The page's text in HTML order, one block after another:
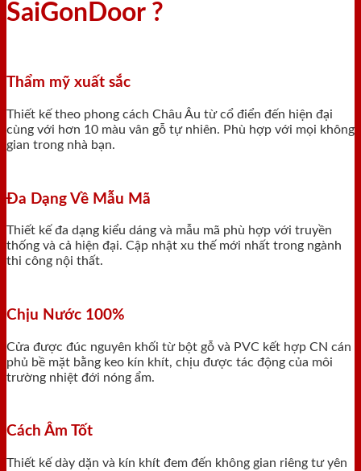
SaiGonDoor ?
Thẩm mỹ xuất sắc
Thiết kế theo phong cách Châu Âu từ cổ điển đến hiện đại
cùng với hơn 10 màu vân gỗ tự nhiên. Phù hợp với mọi không
gian trong nhà bạn.
Đa Dạng Về Mẫu Mã
Thiết kế đa dạng kiểu dáng và mẫu mã phù hợp với truyền
thống và cả hiện đại. Cập nhật xu thế mới nhất trong ngành
thi công nội thất.
Chịu Nước 100%
Cửa được đúc nguyên khối từ bột gỗ và PVC kết hợp CN cán
phủ bề mặt bằng keo kín khít, chịu được tác động của môi
trường nhiệt đới nóng ẩm.
Cách Âm Tốt
Thiết kế dày dặn và kín khít đem đến không gian riêng tư yên